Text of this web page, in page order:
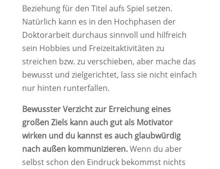
Beziehung für den Titel aufs Spiel setzen.
Natürlich kann es in den Hochphasen der
Doktorarbeit durchaus sinnvoll und hilfreich
sein Hobbies und Freizeitaktivitäten zu
streichen bzw. zu verschieben, aber mache das
bewusst und zielgerichtet, lass sie nicht einfach
nur hinten runterfallen.
Bewusster Verzicht zur Erreichung eines
großen Ziels kann auch gut als Motivator
wirken und du kannst es auch glaubwürdig
nach außen kommunizieren.Wenn du aber
selbst schon den Eindruck bekommst nichts